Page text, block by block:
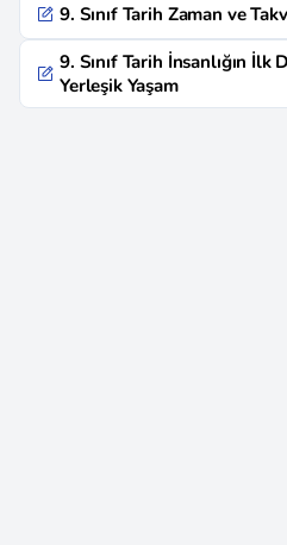
9. Sınıf Tarih Zaman ve
9. Sınıf Tarih İnsanlığın İlk
Yerleşik Yaşam